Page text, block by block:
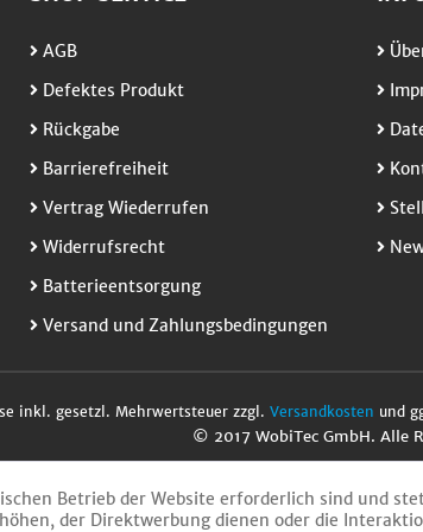
AGB
Defektes Produkt
Rückgabe
Barrierefreiheit
Vertrag Wiederrufen
Widerrufsrecht
Batterieentsorgung
Versand und Zahlungsbedingungen
inkl. gesetzl. Mehrwertsteuer zzgl. Versandkosten und
© 2017 WobiTec GmbH. Alle
Betrieb der Website erforderlich sind und
der Direktwerbung dienen oder die